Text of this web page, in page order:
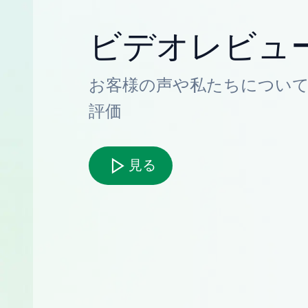
ビデオレビュ
お客様の声や私たちについ
評価
見る